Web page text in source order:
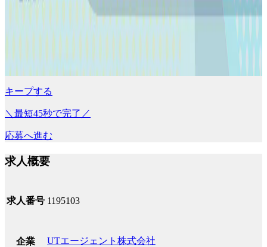
キープする
＼最短45秒で完了／
応募へ進む
求人概要
求人番号 1195103
企業 UTエージェント株式会社